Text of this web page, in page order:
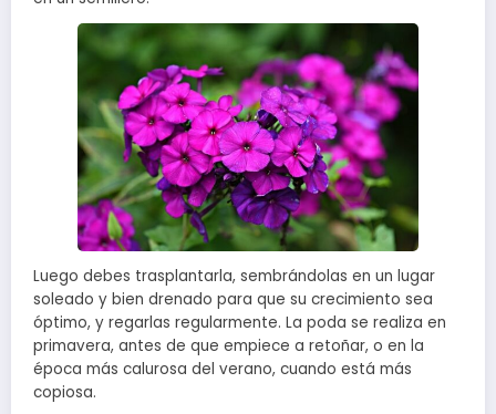
Luego debes trasplantarla, sembrándolas en un lugar
soleado y bien drenado para que su crecimiento sea
óptimo, y regarlas regularmente. La poda se realiza en
primavera, antes de que empiece a retoñar, o en la
época más calurosa del verano, cuando está más
copiosa.